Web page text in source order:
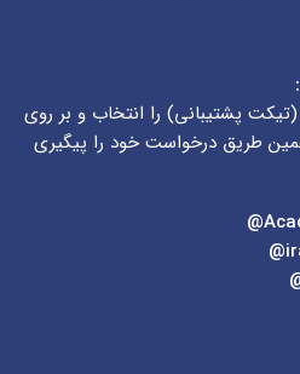
(تیکت پشتیبانی) را انتخاب و بر روی
طریق درخواست خود را پیگیری